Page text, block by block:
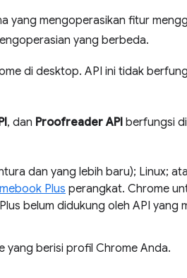
yang mengoperasikan fitur
yang berbeda.
di desktop. API ini tidak
, dan Proofreader API berfungsi
dan yang lebih baru); Linux;
Plus perangkat. Chrome
belum didukung oleh API yang
yang berisi profil Chrome Anda.